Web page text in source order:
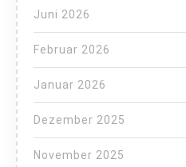
Juni 2026
Februar 2026
Januar 2026
Dezember 2025
November 2025